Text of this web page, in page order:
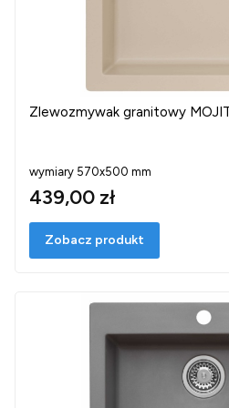
Zlewozmywak granitowy
wymiary 570x500 mm
439,00 zł
Zobacz produkt